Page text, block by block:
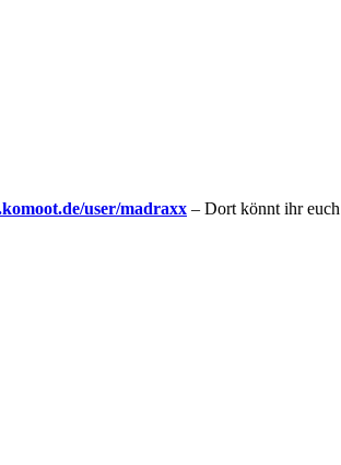
user/madraxx – Dort könnt ihr